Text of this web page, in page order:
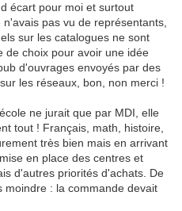
écart pour moi et surtout
pas vu de représentants,
sur les catalogues ne sont
de choix pour avoir une idée
d'ouvrages envoyés par des
les réseaux, bon, non merci !
ne jurait que par MDI, elle
tout ! Français, math, histoire,
très bien mais en arrivant
en place des centres et
d'autres priorités d'achats. De
moindre : la commande devait